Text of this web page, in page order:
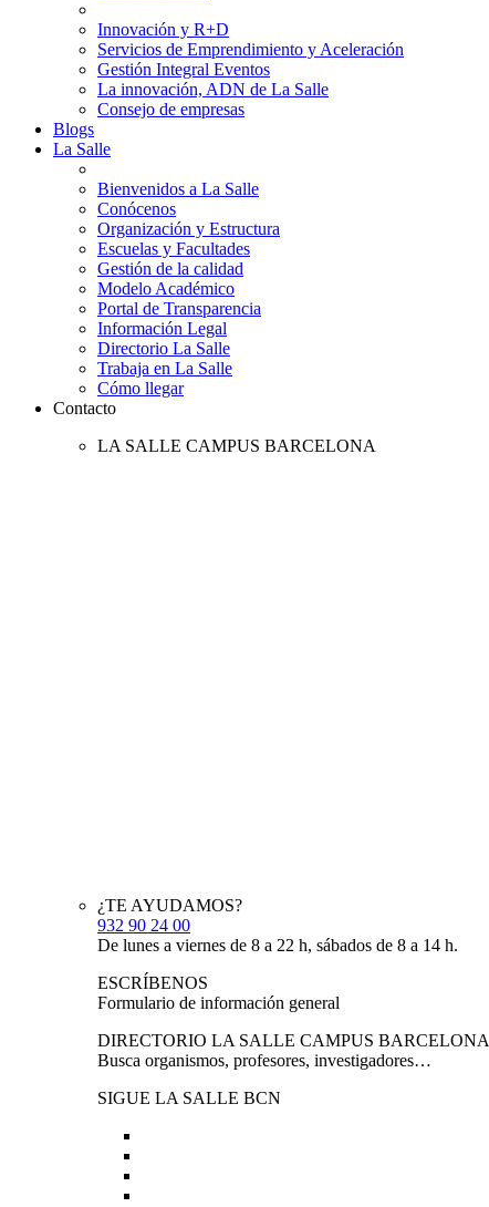
Innovación y R+D
Servicios de Emprendimiento y Aceleración
Gestión Integral Eventos
La innovación, ADN de La Salle
Consejo de empresas
Blogs
La Salle
Bienvenidos a La Salle
Conócenos
Organización y Estructura
Escuelas y Facultades
Gestión de la calidad
Modelo Académico
Portal de Transparencia
Información Legal
Directorio La Salle
Trabaja en La Salle
Cómo llegar
Contacto
LA SALLE CAMPUS BARCELONA
¿TE AYUDAMOS?
932 90 24 00
De lunes a viernes de 8 a 22 h, sábados de 8 a 14 h.
ESCRÍBENOS
Formulario de información general
DIRECTORIO LA SALLE CAMPUS BARCELONA
Busca organismos, profesores, investigadores…
SIGUE LA SALLE BCN